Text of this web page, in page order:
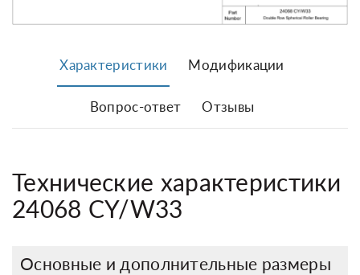
Характеристики Модификации
Вопрос-ответ Отзывы
Технические характеристики
24068 CY/W33
Основные и дополнительные размеры